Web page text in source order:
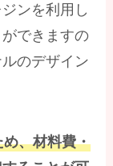
ンを利用し
できますの
のデザイン
、材料費・